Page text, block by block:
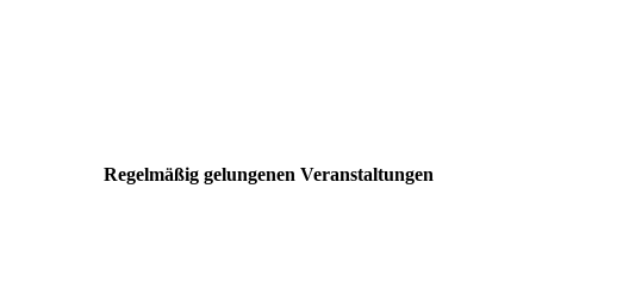
Regelmäßig gelungenen Veranstaltungen